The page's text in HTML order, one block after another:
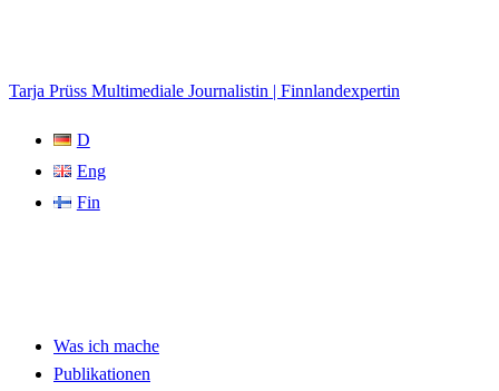
Tarja Prüss Multimediale Journalistin | Finnlandexpertin
D
Eng
Fin
Was ich mache
Publikationen